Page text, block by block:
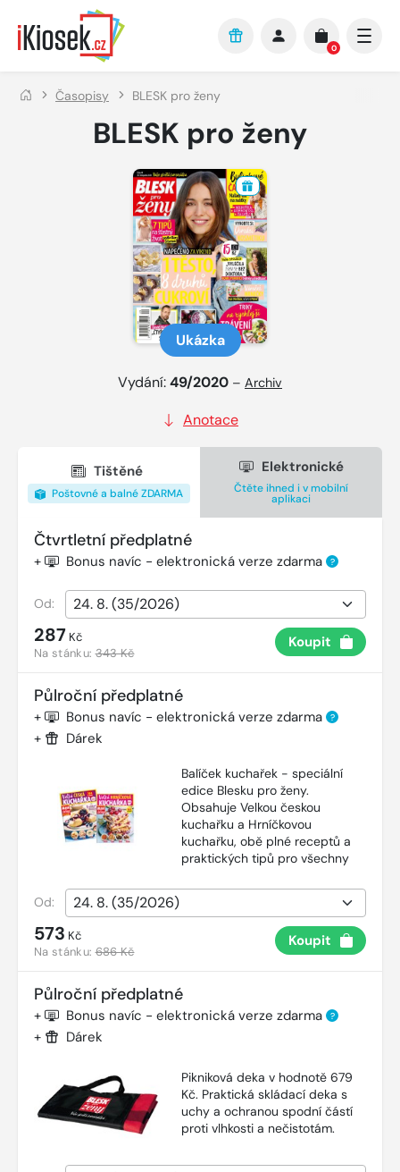
Přejít na hlavní obsah
0
Časopisy BLESK pro ženy
BLESK pro ženy
Ukázka
Vydání:49/2020 – Archiv
Anotace
Tištěné
Poštovné a balné ZDARMA
Elektronické
Čtěte ihned i v mobilní
aplikaci
Čtvrtletní předplatné
+ Bonus navíc - elektronická verze zdarma ?
Od:
287 Kč
Na stánku:343 Kč
Koupit
Půlroční předplatné
+ Bonus navíc - elektronická verze zdarma ?
+ Dárek
Balíček kuchařek - speciální
edice Blesku pro ženy.
Obsahuje Velkou českou
kuchařku a Hrníčkovou
kuchařku, obě plné receptů a
praktických tipů pro všechny
Od:
573 Kč
Na stánku:686 Kč
Koupit
Půlroční předplatné
+ Bonus navíc - elektronická verze zdarma ?
+ Dárek
Pikniková deka v hodnotě 679
Kč. Praktická skládací deka s
uchy a ochranou spodní částí
proti vlhkosti a nečistotám.